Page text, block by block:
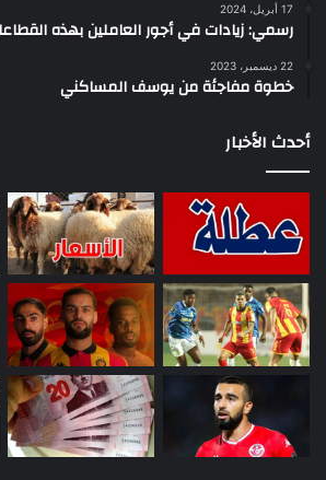
17 أبريل، 2024
رسمي: زيادات في أجور العاملين بهذه
22 ديسمبر، 2023
خطوة مفاجئة من يوسف المساكني
أحدث الأخبار